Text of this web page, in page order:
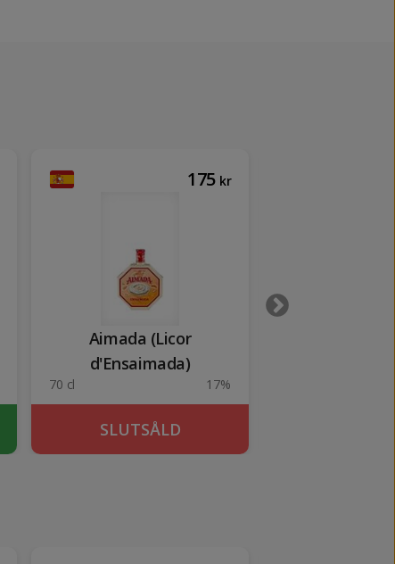
175 kr
Aimada (Licor
d'Ensaimada)
70 cl 17%
SLUTSÅLD